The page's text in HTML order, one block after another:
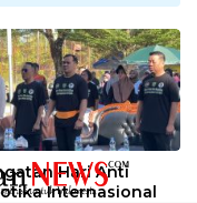
Hari Anti
Internasional